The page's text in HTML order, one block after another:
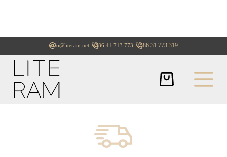
info@literam.net +386 41 713 773 +386 31 773 319